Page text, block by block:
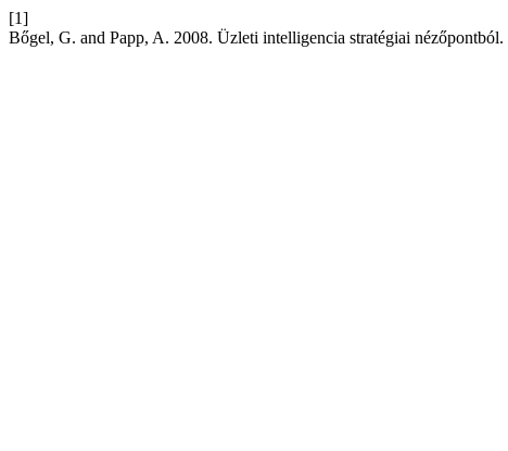
[1]
Bőgel, G. and Papp, A. 2008. Üzleti intelligencia stratégiai nézőpontból.